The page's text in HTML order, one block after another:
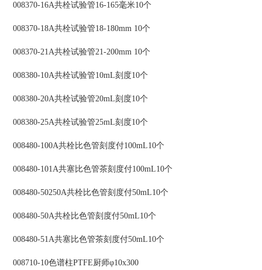
008370-16A共栓试验管16-165毫米10个
008370-18A共栓试验管18-180mm 10个
008370-21A共栓试验管21-200mm 10个
008380-10A共栓试验管10mL刻度10个
008380-20A共栓试验管20mL刻度10个
008380-25A共栓试验管25mL刻度10个
008480-100A共栓比色管刻度付100mL10个
008480-101A共塞比色管茶刻度付100mL10个
008480-50250A共栓比色管刻度付50mL10个
008480-50A共栓比色管刻度付50mL10个
008480-51A共塞比色管茶刻度付50mL10个
008710-10色谱柱PTFE厨师φ10x300